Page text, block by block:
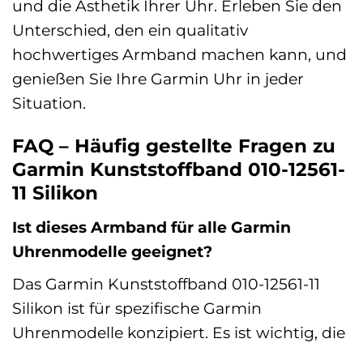
und die Ästhetik Ihrer Uhr. Erleben Sie den
Unterschied, den ein qualitativ
hochwertiges Armband machen kann, und
genießen Sie Ihre Garmin Uhr in jeder
Situation.
FAQ – Häufig gestellte Fragen zu
Garmin Kunststoffband 010-12561-
11 Silikon
Ist dieses Armband für alle Garmin
Uhrenmodelle geeignet?
Das Garmin Kunststoffband 010-12561-11
Silikon ist für spezifische Garmin
Uhrenmodelle konzipiert. Es ist wichtig, die